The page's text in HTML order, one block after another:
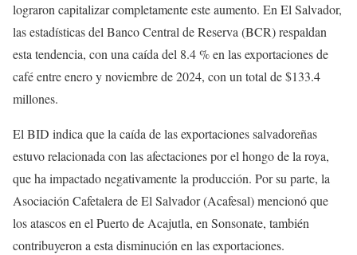
lograron capitalizar completamente este aumento. En El Salvador,
las estadísticas del Banco Central de Reserva (BCR) respaldan
esta tendencia, con una caída del 8.4 % en las exportaciones de
café entre enero y noviembre de 2024, con un total de $133.4
millones.
El BID indica que la caída de las exportaciones salvadoreñas
estuvo relacionada con las afectaciones por el hongo de la roya,
que ha impactado negativamente la producción. Por su parte, la
Asociación Cafetalera de El Salvador (Acafesal) mencionó que
los atascos en el Puerto de Acajutla, en Sonsonate, también
contribuyeron a esta disminución en las exportaciones.